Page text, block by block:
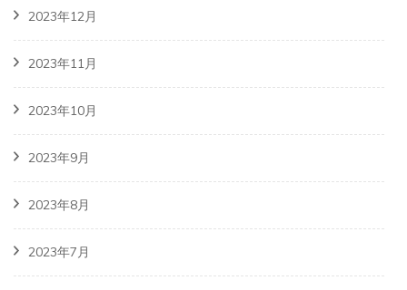
2023年12月
2023年11月
2023年10月
2023年9月
2023年8月
2023年7月